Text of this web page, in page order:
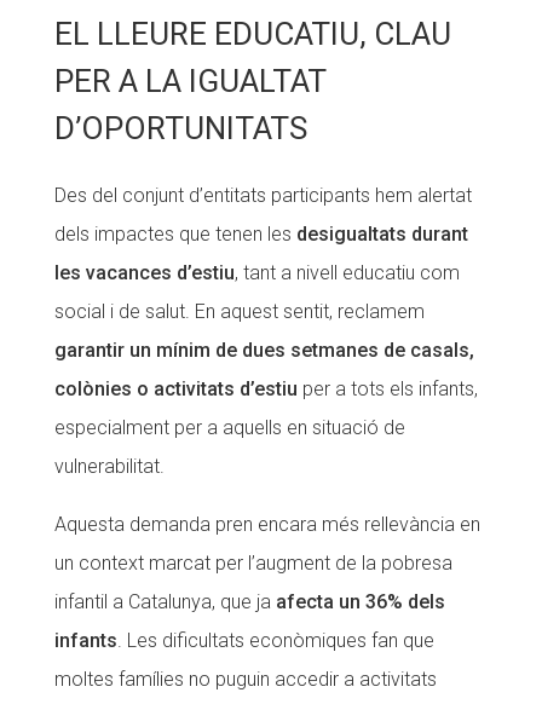
EL LLEURE EDUCATIU, CLAU
PER A LA IGUALTAT
D’OPORTUNITATS
Des del conjunt d’entitats participants hem alertat
dels impactes que tenen les desigualtats durant
les vacances d’estiu, tant a nivell educatiu com
social i de salut. En aquest sentit, reclamem
garantir un mínim de dues setmanes de casals,
colònies o activitats d’estiu per a tots els infants,
especialment per a aquells en situació de
vulnerabilitat.
Aquesta demanda pren encara més rellevància en
un context marcat per l’augment de la pobresa
infantil a Catalunya, que ja afecta un 36% dels
infants . Les dificultats econòmiques fan que
moltes famílies no puguin accedir a activitats